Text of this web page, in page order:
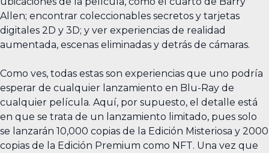
Allen; encontrar coleccionables secretos y tarjetas
digitales 2D y 3D; y ver experiencias de realidad
aumentada, escenas eliminadas y detrás de cámaras.
Como ves, todas estas son experiencias que uno podría
esperar de cualquier lanzamiento en Blu-Ray de
cualquier película. Aquí, por supuesto, el detalle está
en que se trata de un lanzamiento limitado, pues solo
se lanzarán 10,000 copias de la Edición Misteriosa y 2000
copias de la Edición Premium como NFT. Una vez que